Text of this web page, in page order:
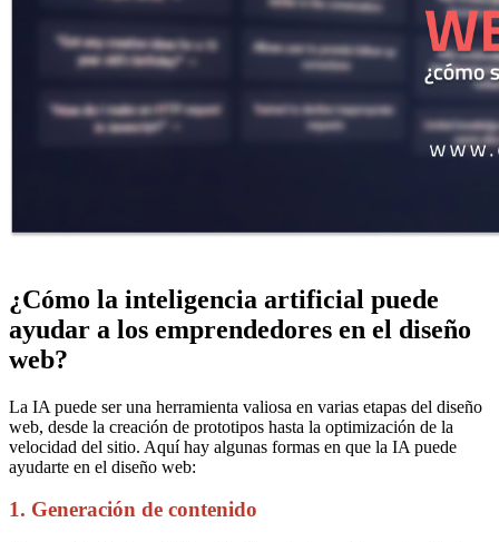
¿Cómo la inteligencia artificial puede
ayudar a los emprendedores en el diseño
web?
La IA puede ser una herramienta valiosa en varias etapas del diseño
web, desde la creación de prototipos hasta la optimización de la
velocidad del sitio. Aquí hay algunas formas en que la IA puede
ayudarte en el diseño web:
1. Generación de contenido